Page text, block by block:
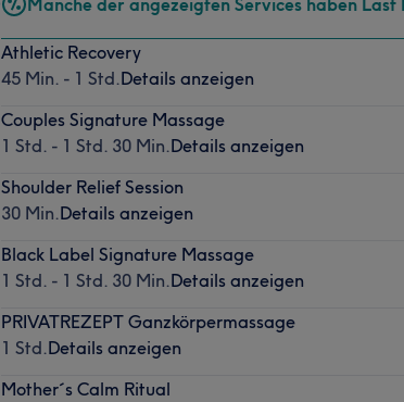
Athletic Recovery
45 Min. - 1 Std.Details anzeigen
Couples Signature Massage
1 Std. - 1 Std. 30 Min.Details anzeigen
Shoulder Relief Session
30 Min.Details anzeigen
Black Label Signature Massage
1 Std. - 1 Std. 30 Min.Details anzeigen
PRIVATREZEPT Ganzkörpermassage
1 Std.Details anzeigen
Mother´s Calm Ritual